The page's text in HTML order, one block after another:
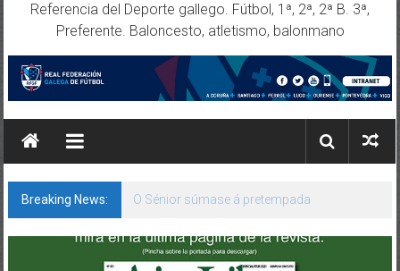
Referencia del Deporte gallego. Fútbol, 1ª, 2ª, 2ª B. 3ª,
Preferente. Baloncesto, atletismo, balonmano
Breaking News: O Sénior súmase á pretempada